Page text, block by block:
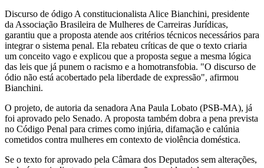
Discurso de ódigo A constitucionalista Alice Bianchini, presidente
da Associação Brasileira de Mulheres de Carreiras Jurídicas,
garantiu que a proposta atende aos critérios técnicos necessários para
integrar o sistema penal. Ela rebateu críticas de que o texto criaria
um conceito vago e explicou que a proposta segue a mesma lógica
das leis que já punem o racismo e a homotransfobia. "O discurso de
ódio não está acobertado pela liberdade de expressão", afirmou
Bianchini.
O projeto, de autoria da senadora Ana Paula Lobato (PSB-MA), já
foi aprovado pelo Senado. A proposta também dobra a pena prevista
no Código Penal para crimes como injúria, difamação e calúnia
cometidos contra mulheres em contexto de violência doméstica.
Se o texto for aprovado pela Câmara dos Deputados sem alterações,